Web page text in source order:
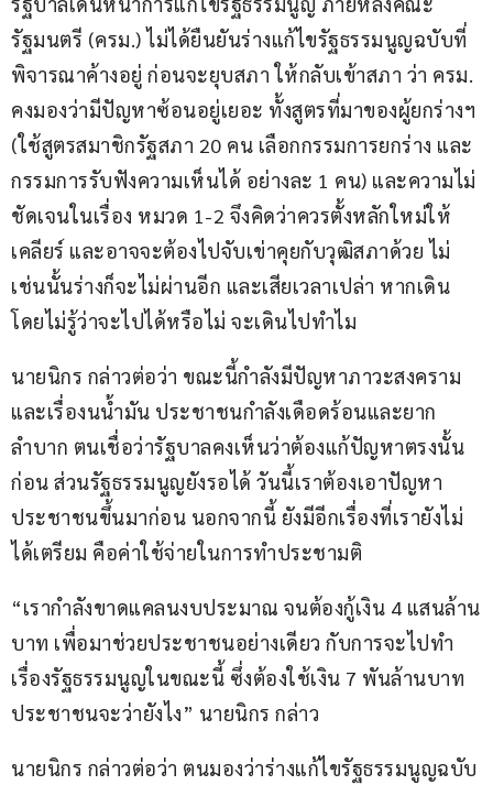
รัฐมนตรี (ครม.) ไม่ได้ยืนยันร่างแก้ไขรัฐธรรมนูญฉบับที่
พิจารณาค้างอยู่ ก่อนจะยุบสภา ให้กลับเข้าสภา ว่า ครม.
คงมองว่ามีปัญหาซ้อนอยู่เยอะ ทั้งสูตรที่มาของผู้ยกร่างฯ
(ใช้สูตรสมาชิกรัฐสภา 20 คน เลือกกรรมการยกร่าง และ
กรรมการรับฟังความเห็นได้ อย่างละ 1 คน) และความไม่
ชัดเจนในเรื่อง หมวด 1-2 จึงคิดว่าควรตั้งหลักใหม่ให้
เคลียร์ และอาจจะต้องไปจับเข่าคุยกับวุฒิสภาด้วย ไม่
เช่นนั้นร่างก็จะไม่ผ่านอีก และเสียเวลาเปล่า หากเดิน
โดยไม่รู้ว่าจะไปได้หรือไม่ จะเดินไปทำไม
นายนิกร กล่าวต่อว่า ขณะนี้กำลังมีปัญหาภาวะสงคราม
และเรื่องนน้ำมัน ประชาชนกำลังเดือดร้อนและยาก
ลำบาก ตนเชื่อว่ารัฐบาลคงเห็นว่าต้องแก้ปัญหาตรงนั้น
ก่อน ส่วนรัฐธรรมนูญยังรอได้ วันนี้เราต้องเอาปัญหา
ประชาชนขึ้นมาก่อน นอกจากนี้ ยังมีอีกเรื่องที่เรายังไม่
ได้เตรียม คือค่าใช้จ่ายในการทำประชามติ
“เรากำลังขาดแคลนงบประมาณ จนต้องกู้เงิน 4 แสนล้าน
บาท เพื่อมาช่วยประชาชนอย่างเดียว กับการจะไปทำ
เรื่องรัฐธรรมนูญในขณะนี้ ซึ่งต้องใช้เงิน 7 พันล้านบาท
ประชาชนจะว่ายังไง” นายนิกร กล่าว
นายนิกร กล่าวต่อว่า ตนมองว่าร่างแก้ไขรัฐธรรมนูญฉบับ